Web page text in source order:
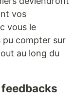
vos
vous le
pu compter sur
au long du